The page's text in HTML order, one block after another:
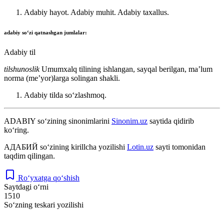
Adabiy hayot. Adabiy muhit. Adabiy taxallus.
adabiy soʻzi qatnashgan jumlalar:
Adabiy til
tilshunoslikUmumxalq tilining ishlangan, sayqal berilgan, maʼlum
norma (meʼyor)larga solingan shakli.
Adabiy tilda soʻzlashmoq.
ADABIY so‘zining sinonimlarini Sinonim.uz saytida qidirib
ko‘ring.
АДАБИЙ so‘zining kirillcha yozilishi Lotin.uz sayti tomonidan
taqdim qilingan.
Ro‘yxatga qo‘shish
Saytdagi o‘rni
1510
So‘zning teskari yozilishi